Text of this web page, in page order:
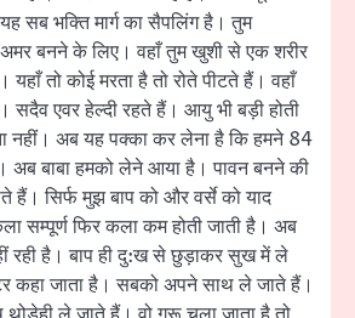
सब भक्ति मार्ग का सैपलिंग है। तुम
बनने के लिए। वहाँ तुम खुशी से एक शरीर
तो कोई मरता है तो रोते पीटते हैं। वहाँ
सदैव एवर हेल्दी रहते हैं। आयु भी बड़ी होती
नहीं। अब यह पक्का कर लेना है कि हमने 84
अब बाबा हमको लेने आया है। पावन बनने की
हैं। सिर्फ मुझ बाप को और वर्से को याद
सम्पूर्ण फिर कला कम होती जाती है। अब
रही है। बाप ही दु:ख से छुड़ाकर सुख में ले
कहा जाता है। सबको अपने साथ ले जाते हैं।